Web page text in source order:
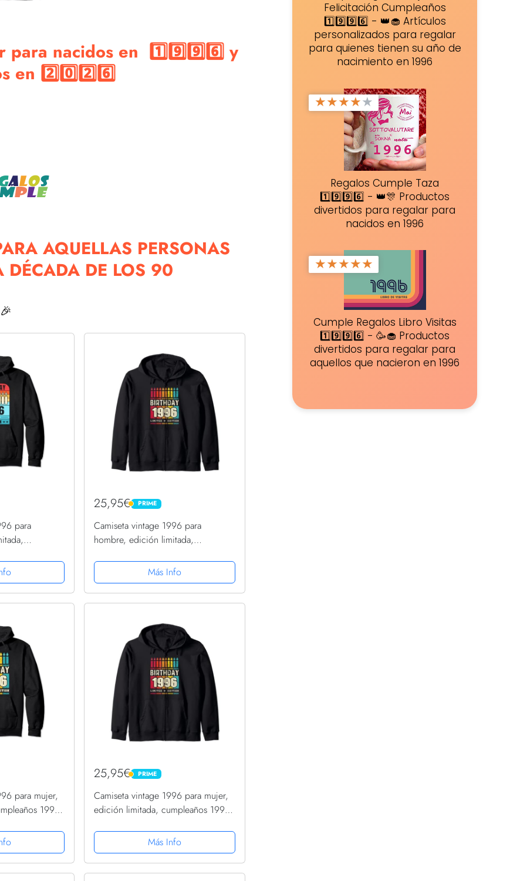
para nacidos en 1️⃣9️⃣9️⃣6️⃣ y
en 2️⃣0️⃣2️⃣6️⃣
AQUELLAS PERSONAS
DÉCADA DE LOS 90
para
25,95€ PRIME
PRIME
Camiseta vintage 1996 para
hombre, edición limitada,
Capucha
Más Info
para mujer,
1996
25,95€ PRIME
PRIME
Camiseta vintage 1996 para mujer,
edición limitada, cumpleaños 1996
Más Info
Felicitación Cumpleaños
1️⃣9️⃣9️⃣6️⃣ - 👑🧁 Artículos
personalizados para regalar
para quienes tienen su año de
nacimiento en 1996
★★★★★
Regalos Cumple Taza
1️⃣9️⃣9️⃣6️⃣ - 👑🎊 Productos
divertidos para regalar para
nacidos en 1996
★★★★★
Cumple Regalos Libro Visitas
1️⃣9️⃣9️⃣6️⃣ - 🥳🧁 Productos
divertidos para regalar para
aquellos que nacieron en 1996